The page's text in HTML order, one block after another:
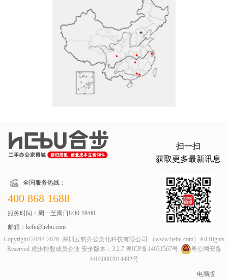
全国服务热线：
400 868 1688
服务时间：周一至周日8:30-19:00
邮箱：kefu@hebu.com
扫一扫
获取更多最新讯息
Copyright©2014-2026 深圳云豹办公文化科技有限公司 （www.hebu.com）All Rights
Reserved 虎步控股成员企业 安全版本：3.2.7 粤ICP备14031567号
粤公网安备
44030002014492号
电脑版